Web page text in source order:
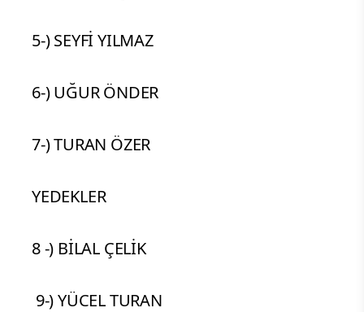
5-) SEYFİ YILMAZ
6-) UĞUR ÖNDER
7-) TURAN ÖZER
YEDEKLER
8 -) BİLAL ÇELİK
9-) YÜCEL TURAN